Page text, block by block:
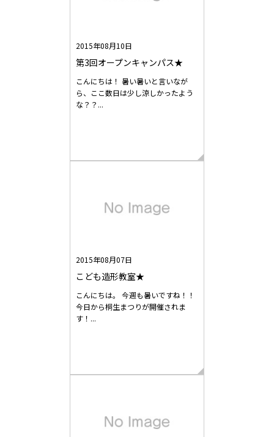
2015年08月10日
第3回オープンキャンパス★
こんにちは！ 暑い暑いと言いなが
ら、ここ数日は少し涼しかったよう
な？？...
2015年08月07日
こども造形教室★
こんにちは。 今週も暑いですね！！
今日から桐生まつりが開催されま
す！...